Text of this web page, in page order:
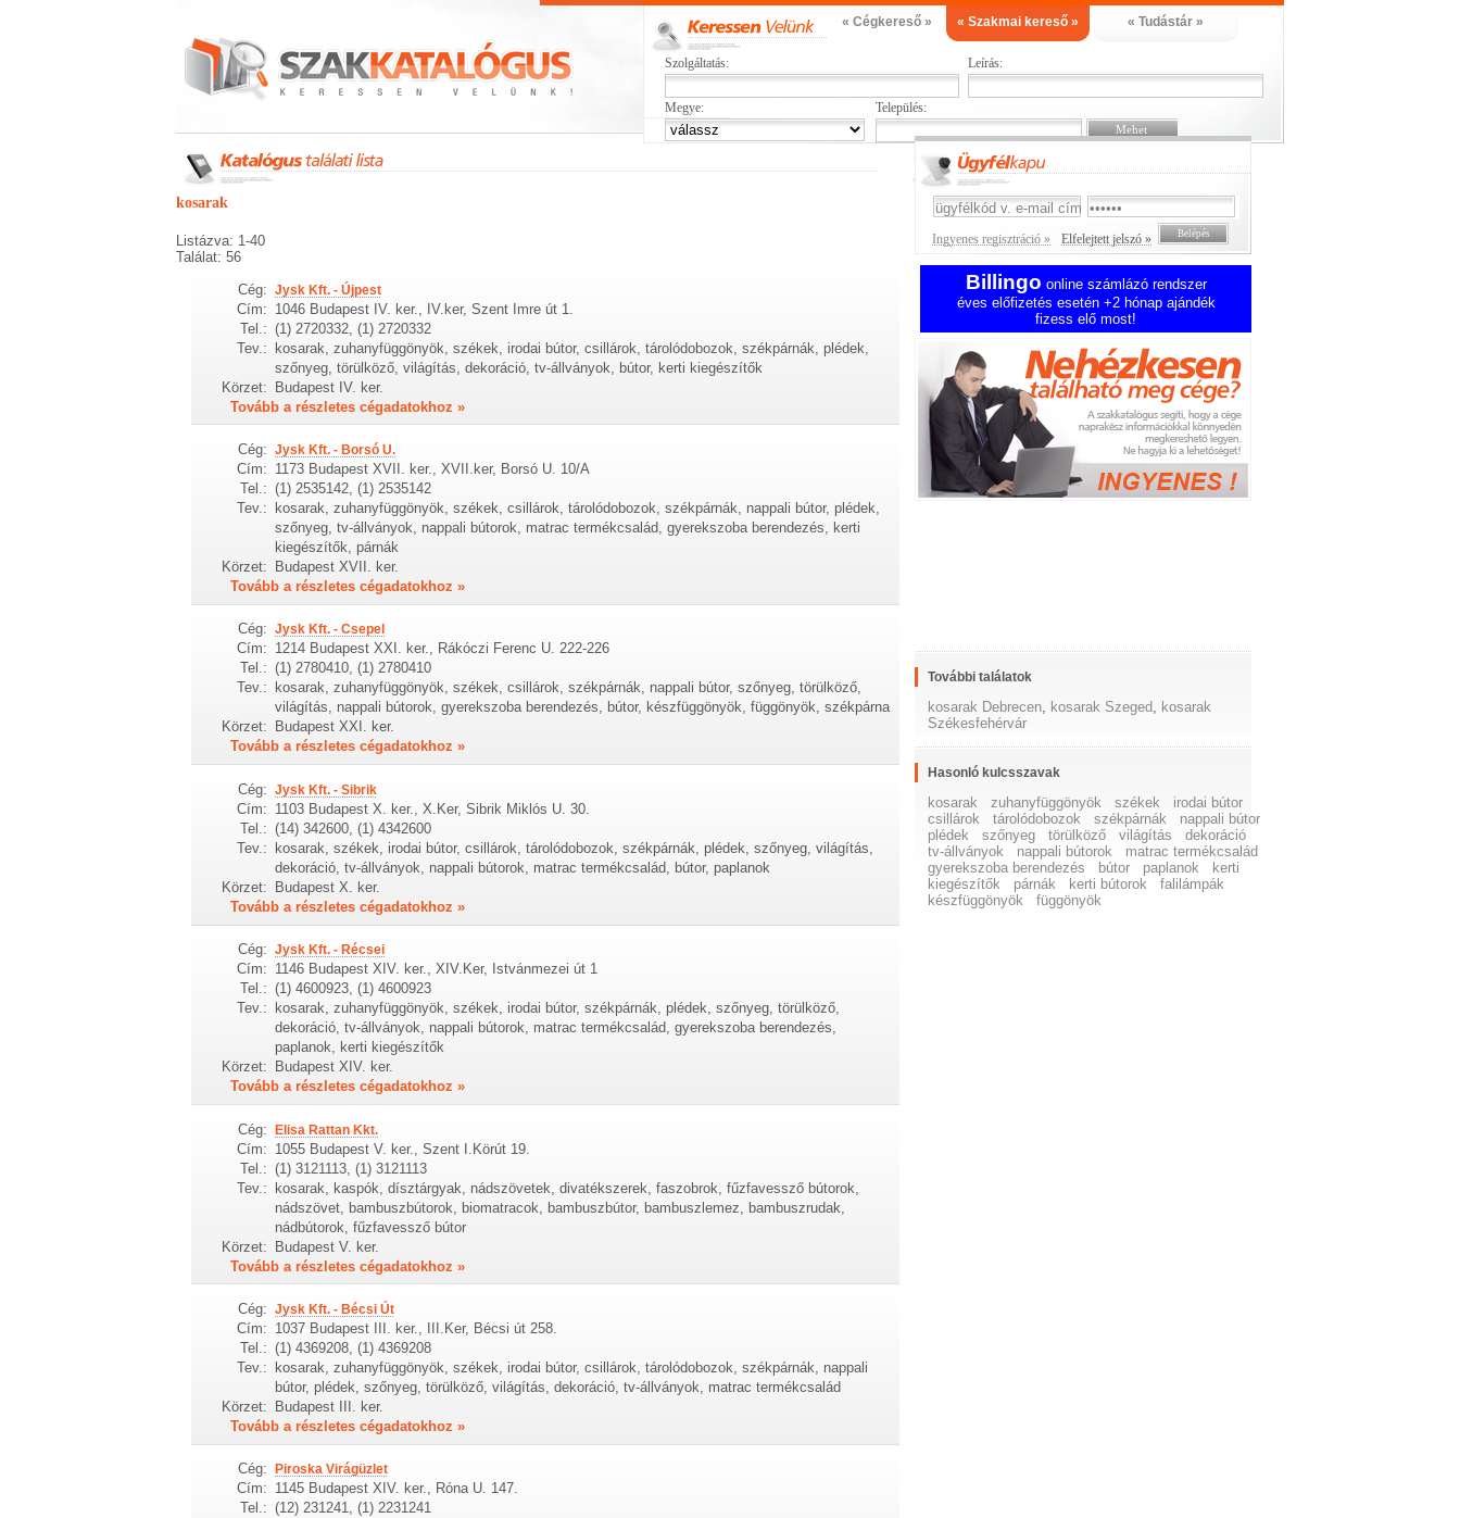
« Cégkereső » « Szakmai kereső » « Tudástár »
Szolgáltatás: Leírás:
Megye: Település:
kosarak
Listázva: 1-40
Találat: 56
Cég: Jysk Kft. - Újpest
Cím: 1046 Budapest IV. ker., IV.ker, Szent Imre út 1.
Tel.: (1) 2720332, (1) 2720332
Tev.: kosarak, zuhanyfüggönyök, székek, irodai bútor, csillárok, tárolódobozok, székpárnák, plédek,
szőnyeg, törülköző, világítás, dekoráció, tv-állványok, bútor, kerti kiegészítők
Körzet: Budapest IV. ker.
Tovább a részletes cégadatokhoz »
Cég: Jysk Kft. - Borsó U.
Cím: 1173 Budapest XVII. ker., XVII.ker, Borsó U. 10/A
Tel.: (1) 2535142, (1) 2535142
Tev.:
kosarak, zuhanyfüggönyök, székek, csillárok, tárolódobozok, székpárnák, nappali bútor, plédek,
szőnyeg, tv-állványok, nappali bútorok, matrac termékcsalád, gyerekszoba berendezés, kerti
kiegészítők, párnák
Körzet:
Budapest XVII. ker.
Tovább a részletes cégadatokhoz »
Cég: Jysk Kft. - Csepel
Cím: 1214 Budapest XXI. ker., Rákóczi Ferenc U. 222-226
Tel.: (1) 2780410, (1) 2780410
Tev.:
kosarak, zuhanyfüggönyök, székek, csillárok, székpárnák, nappali bútor, szőnyeg, törülköző,
világítás, nappali bútorok, gyerekszoba berendezés, bútor, készfüggönyök, függönyök, székpárna
Körzet:
Budapest XXI. ker.
Tovább a részletes cégadatokhoz »
Cég: Jysk Kft. - Sibrik
Cím: 1103 Budapest X. ker., X.Ker, Sibrik Miklós U. 30.
Tel.: (14) 342600, (1) 4342600
Tev.:
kosarak, székek, irodai bútor, csillárok, tárolódobozok, székpárnák, plédek, szőnyeg, világítás,
dekoráció, tv-állványok, nappali bútorok, matrac termékcsalád, bútor, paplanok
Körzet:
Budapest X. ker.
Tovább a részletes cégadatokhoz »
Cég: Jysk Kft. - Récsei
Cím: 1146 Budapest XIV. ker., XIV.Ker, Istvánmezei út 1
Tel.: (1) 4600923, (1) 4600923
Tev.:
kosarak, zuhanyfüggönyök, székek, irodai bútor, székpárnák, plédek, szőnyeg, törülköző,
dekoráció, tv-állványok, nappali bútorok, matrac termékcsalád, gyerekszoba berendezés,
paplanok, kerti kiegészítők
Körzet:
Budapest XIV. ker.
Tovább a részletes cégadatokhoz »
Cég: Elisa Rattan Kkt.
Cím: 1055 Budapest V. ker., Szent I.Körút 19.
Tel.: (1) 3121113, (1) 3121113
Tev.: kosarak, kaspók, dísztárgyak, nádszövetek, divatékszerek, faszobrok, fűzfavessző bútorok,
nádszövet, bambuszbútorok, biomatracok, bambuszbútor, bambuszlemez, bambuszrudak,
nádbútorok, fűzfavessző bútor
Körzet: Budapest V. ker.
Tovább a részletes cégadatokhoz »
Cég: Jysk Kft. - Bécsi Út
Cím: 1037 Budapest III. ker., III.Ker, Bécsi út 258.
Tel.: (1) 4369208, (1) 4369208
Tev.:
kosarak, zuhanyfüggönyök, székek, irodai bútor, csillárok, tárolódobozok, székpárnák, nappali
bútor, plédek, szőnyeg, törülköző, világítás, dekoráció, tv-állványok, matrac termékcsalád
Körzet:
Budapest III. ker.
Tovább a részletes cégadatokhoz »
Cég: Piroska Virágüzlet
Cím: 1145 Budapest XIV. ker., Róna U. 147.
Tel.: (12) 231241, (1) 2231241
Ingyenes regisztráció » Elfelejtett jelszó »
Billingo online számlázó rendszer
éves előfizetés esetén +2 hónap ajándék
fizess elő most!
További találatok
kosarak Debrecen, kosarak Szeged, kosarak
Székesfehérvár
Hasonló kulcsszavak
kosarak zuhanyfüggönyök székek
irodai bútor
csillárok
tárolódobozok székpárnák
nappali bútor
plédek
szőnyeg törülköző világítás
dekoráció
tv-állványok
nappali bútorok
matrac termékcsalád
gyerekszoba berendezés
bútor paplanok
kerti
kiegészítők
párnák kerti bútorok
falilámpák
készfüggönyök
függönyök